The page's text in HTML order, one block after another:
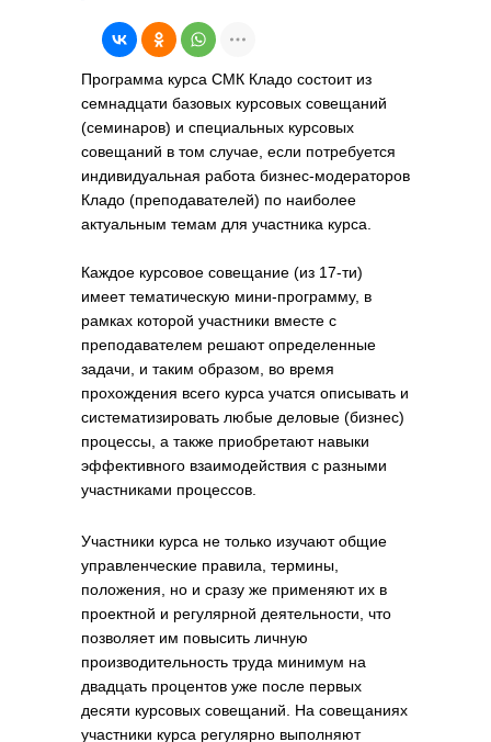
Программа курса СМК Кладо состоит из
семнадцати базовых курсовых совещаний
(семинаров) и специальных курсовых
совещаний в том случае, если потребуется
индивидуальная работа бизнес-модераторов
Кладо (преподавателей) по наиболее
актуальным темам для участника курса.
Каждое курсовое совещание (из 17-ти)
имеет тематическую мини-программу, в
рамках которой участники вместе с
преподавателем решают определенные
задачи, и таким образом, во время
прохождения всего курса учатся описывать и
систематизировать любые деловые (бизнес)
процессы, а также приобретают навыки
эффективного взаимодействия с разными
участниками процессов.
Участники курса не только изучают общие
управленческие правила, термины,
положения, но и сразу же применяют их в
проектной и регулярной деятельности, что
позволяет им повысить личную
производительность труда минимум на
двадцать процентов уже после первых
десяти курсовых совещаний. На совещаниях
участники курса регулярно выполняют